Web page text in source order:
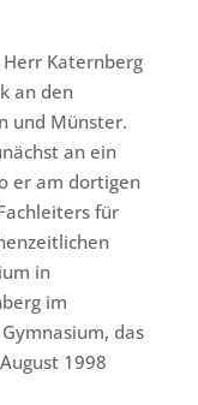
Katernberg
an den
und Münster.
an ein
er am dortigen
für
in
im
das
1998